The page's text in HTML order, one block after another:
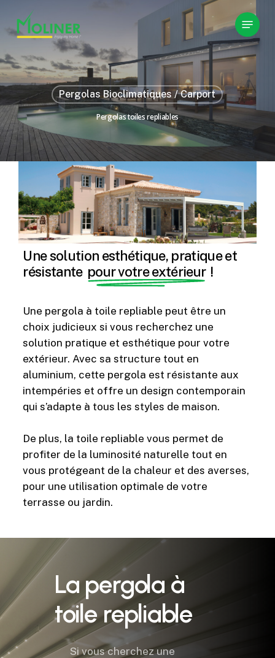
main
content
Menu
Pergolas Bioclimatiques / Carport
Pergolas toiles repliables
Une solution esthétique, pratique et
résistante pour votre extérieur !
Une pergola à toile repliable peut être un
choix judicieux si vous recherchez une
solution pratique et esthétique pour votre
extérieur. Avec sa structure tout en
aluminium, cette pergola est résistante aux
intempéries et offre un design contemporain
qui s’adapte à tous les styles de maison.
De plus, la toile repliable vous permet de
profiter de la luminosité naturelle tout en
vous protégeant de la chaleur et des averses,
pour une utilisation optimale de votre
terrasse ou jardin.
La pergola à
toilerepliable
Si vous cherchez une